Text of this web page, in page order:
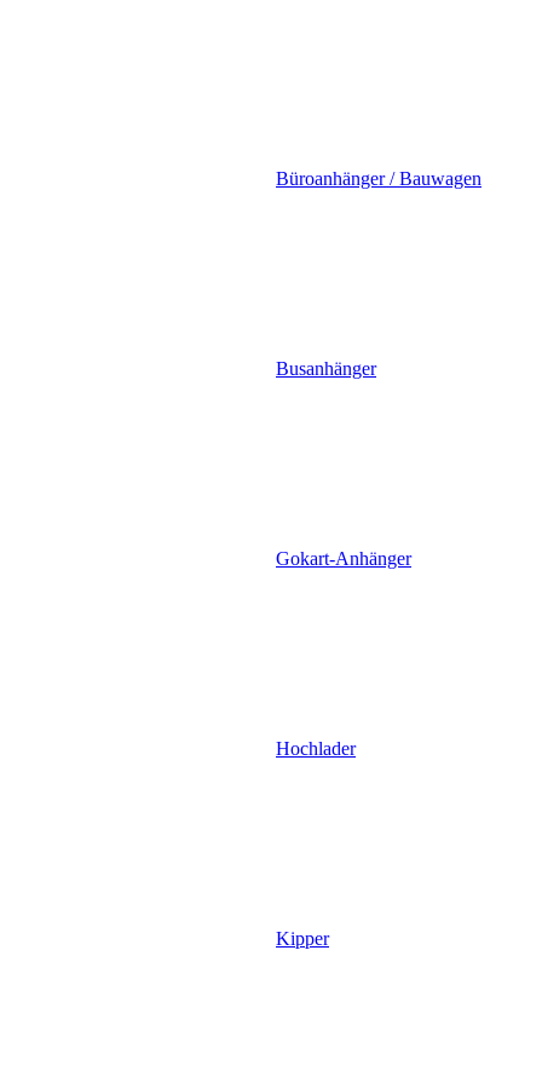
Büroanhänger / Bauwagen
Busanhänger
Gokart-Anhänger
Hochlader
Kipper